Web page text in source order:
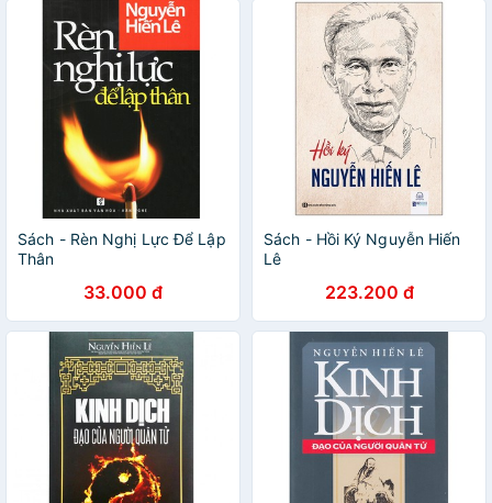
Sách - Rèn Nghị Lực Để Lập
Thân
33.000 đ
Sách - Hồi Ký Nguyễn Hiến
Lê
223.200 đ